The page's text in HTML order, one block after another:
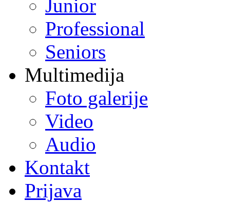
Junior
Professional
Seniors
Multimedija
Foto galerije
Video
Audio
Kontakt
Prijava